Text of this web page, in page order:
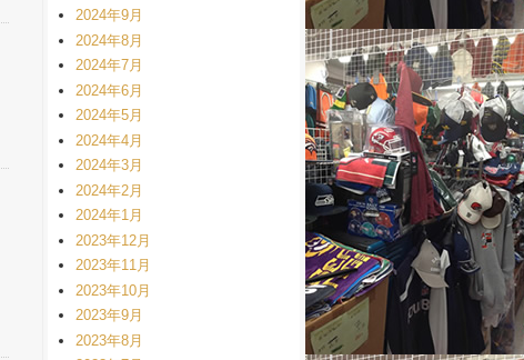
2024年9月
2024年8月
2024年7月
2024年6月
2024年5月
2024年4月
2024年3月
2024年2月
2024年1月
2023年12月
2023年11月
2023年10月
2023年9月
2023年8月